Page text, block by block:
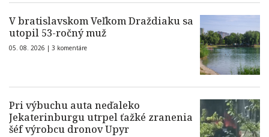
V bratislavskom Veľkom Draždiaku sa
utopil 53-ročný muž
05. 08. 2026 | 3 komentáre
Pri výbuchu auta neďaleko
Jekaterinburgu utrpel ťažké zranenia
šéf výrobcu dronov Upyr